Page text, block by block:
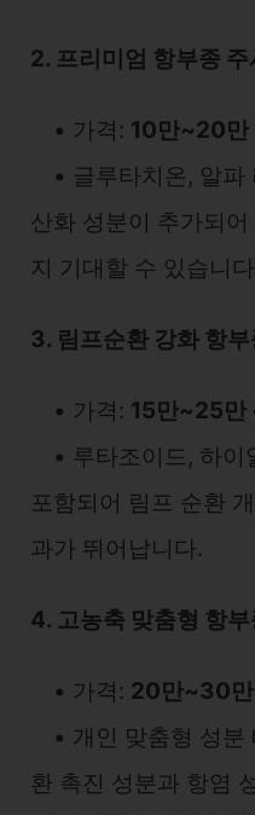
2. 프리미엄 항부종 주
• 가격: 10만~20만
• 글루타치온, 알파
산화 성분이 추가되
지 기대할 수 있습니
3. 림프순환 강화 항
• 가격: 15만~25만
• 루타조이드, 하이
포함되어 림프 순환
과가 뛰어납니다.
4. 고농축 맞춤형 항
• 가격: 20만~30만
• 개인 맞춤형 성분
환 촉진 성분과 항염